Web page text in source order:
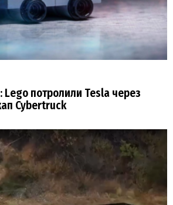
потролили Tesla через
Cybertruck